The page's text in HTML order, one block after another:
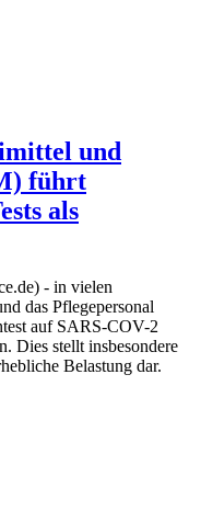
und
führt
als
- in vielen
das Pflegepersonal
auf SARS-COV-2
Dies stellt insbesondere
Belastung dar.